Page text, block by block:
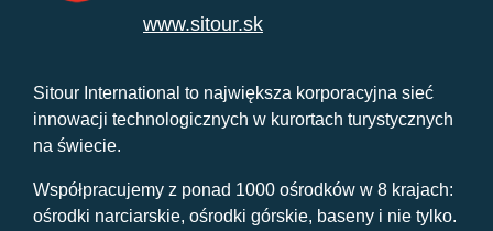
www.sitour.sk
Sitour International to największa korporacyjna sieć
innowacji technologicznych w kurortach turystycznych
na świecie.
Współpracujemy z ponad 1000 ośrodków w 8 krajach:
ośrodki narciarskie, ośrodki górskie, baseny i nie tylko.